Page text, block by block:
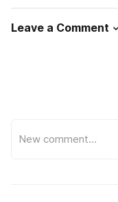
Leave a Comment